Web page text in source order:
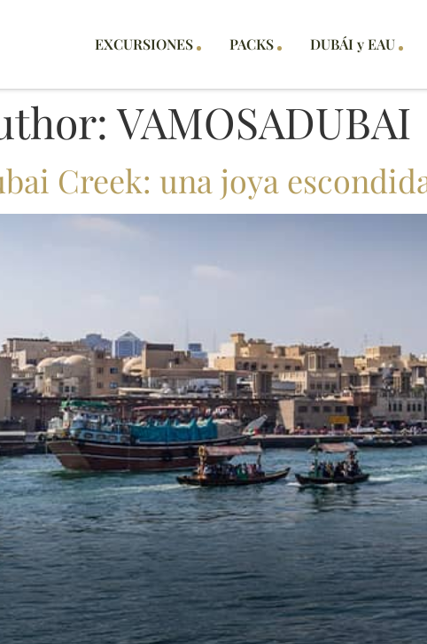
EXCURSIONES PACKS DUBÁI y EAU
VAMOSADUBAI
Creek: una joya